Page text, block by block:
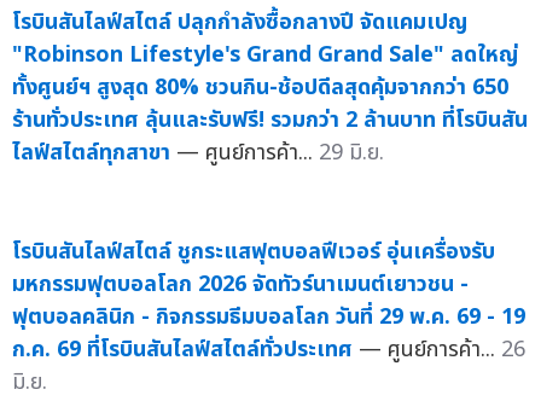
โรบินสันไลฟ์สไตล์ ปลุกกำลังซื้อกลางปี จัดแคมเปญ
"Robinson Lifestyle's Grand Grand Sale" ลดใหญ่
ทั้งศูนย์ฯ สูงสุด 80% ชวนกิน-ช้อปดีลสุดคุ้มจากกว่า 650
ร้านทั่วประเทศ ลุ้นและรับฟรี! รวมกว่า 2 ล้านบาท ที่โรบินสัน
ไลฟ์สไตล์ทุกสาขา — ศูนย์การค้า... 29 มิ.ย.
โรบินสันไลฟ์สไตล์ ชูกระแสฟุตบอลฟีเวอร์ อุ่นเครื่องรับ
มหกรรมฟุตบอลโลก 2026 จัดทัวร์นาเมนต์เยาวชน -
ฟุตบอลคลินิก - กิจกรรมธีมบอลโลก วันที่ 29 พ.ค. 69 - 19
ก.ค. 69 ที่โรบินสันไลฟ์สไตล์ทั่วประเทศ — ศูนย์การค้า... 26
มิ.ย.